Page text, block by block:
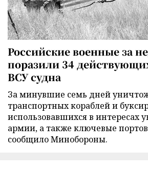
Российские военные за
поразили 34
ВСУ судна
За минувшие семь дней
транспортных кораблей и
использовавшихся в интересах
армии, а также ключевые
сообщило Минобороны.